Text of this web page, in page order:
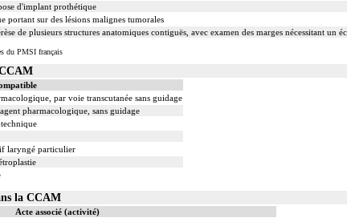
d'implant prothétique
portant sur des lésions malignes tumorales
de plusieurs structures anatomiques contiguës, avec examen des marges nécessitant un
du PMSI français
par voie transcutanée sans guidage
pharmacologique, sans guidage
laryngé particulier
la CCAM
Acte associé (activité)